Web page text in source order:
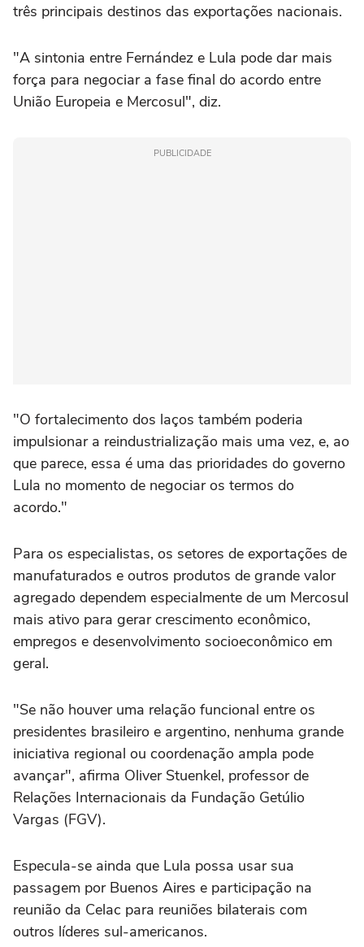
três principais destinos das exportações nacionais.
"A sintonia entre Fernández e Lula pode dar mais
força para negociar a fase final do acordo entre
União Europeia e Mercosul", diz.
PUBLICIDADE
"O fortalecimento dos laços também poderia
impulsionar a reindustrialização mais uma vez, e, ao
que parece, essa é uma das prioridades do governo
Lula no momento de negociar os termos do
acordo."
Para os especialistas, os setores de exportações de
manufaturados e outros produtos de grande valor
agregado dependem especialmente de um Mercosul
mais ativo para gerar crescimento econômico,
empregos e desenvolvimento socioeconômico em
geral.
"Se não houver uma relação funcional entre os
presidentes brasileiro e argentino, nenhuma grande
iniciativa regional ou coordenação ampla pode
avançar", afirma Oliver Stuenkel, professor de
Relações Internacionais da Fundação Getúlio
Vargas (FGV).
Especula-se ainda que Lula possa usar sua
passagem por Buenos Aires e participação na
reunião da Celac para reuniões bilaterais com
outros líderes sul-americanos.